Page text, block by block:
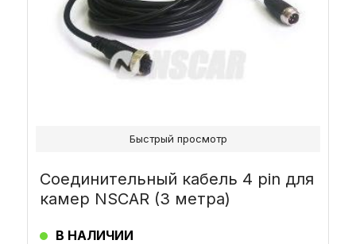
Соединительный кабель 4 pin для
камер NSCAR (3 метра)
В НАЛИЧИИ
Быстрый просмотр